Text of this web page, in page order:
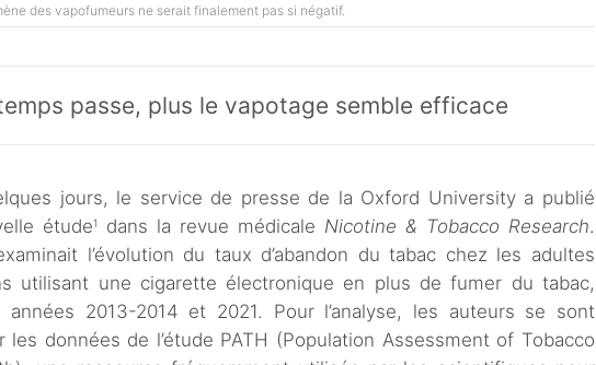
des vapofumeurs ne serait finalement pas si négatif.
passe, plus le vapotage semble efficace
jours, le service de presse de la Oxford University a publié
étude1 dans la revue médicale Nicotine & Tobacco Research.
l’évolution du taux d’abandon du tabac chez les adultes
utilisant une cigarette électronique en plus de fumer du tabac,
années 2013-2014 et 2021. Pour l’analyse, les auteurs se sont
les données de l’étude PATH (Population Assessment of Tobacco